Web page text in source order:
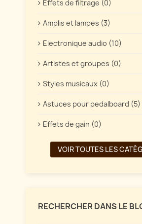
Effets de filtrage (0)
Amplis et lampes (3)
Electronique audio (10)
Artistes et groupes (0)
Styles musicaux (0)
Astuces pour pedalboard (5)
Effets de gain (0)
VOIR TOUTES LES
RECHERCHER DANS LE